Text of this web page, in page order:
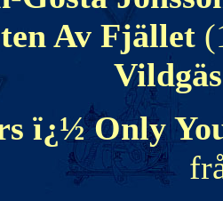
Av Fjället
ï¿½ Only